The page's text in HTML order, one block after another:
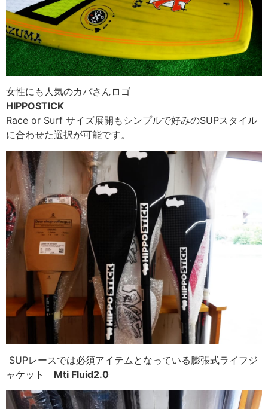
女性にも人気のカバさんロゴ
HIPPOSTICK
Race or Surf サイズ展開もシンプルで好みのSUPスタイル
に合わせた選択が可能です。
SUPレースでは必須アイテムとなっている膨張式ライフ ジ
ャケット Mti Fluid2.0